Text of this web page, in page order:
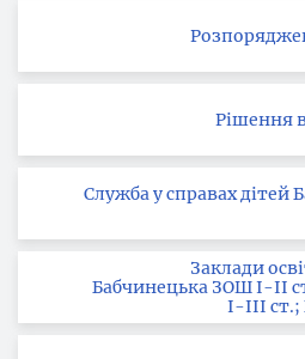
Рішення
Служба у справах дітей
Заклади
Бабчинецька ЗОШ І-ІІ
І-ІІІ